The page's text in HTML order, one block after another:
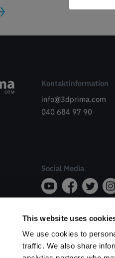
This website uses
We use cookies to
traffic. We also share
Kontaktinformation
info@3dprima.com
040 684 97 90
Social Media